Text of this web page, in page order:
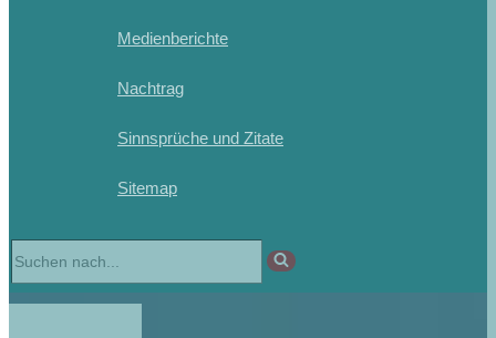
Medienberichte
Nachtrag
Sinnsprüche und Zitate
Sitemap